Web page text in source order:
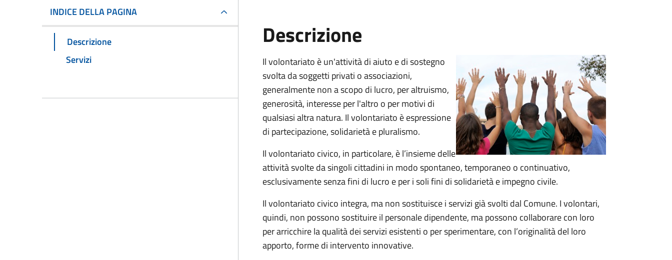
INDICE DELLA PAGINA
Descrizione
Servizi
Descrizione
Il volontariato è un'attività di aiuto e di sostegno
svolta da soggetti privati o associazioni,
generalmente non a scopo di lucro, per altruismo,
generosità, interesse per l'altro o per motivi di
qualsiasi altra natura. Il volontariato è espressione
di partecipazione, solidarietà e pluralismo.
Il volontariato civico, in particolare, è l’insieme delle
attività svolte da singoli cittadini in modo spontaneo, temporaneo o continuativo,
esclusivamente senza fini di lucro e per i soli fini di solidarietà e impegno civile.
Il volontariato civico integra, ma non sostituisce i servizi già svolti dal Comune. I volontari,
quindi, non possono sostituire il personale dipendente, ma possono collaborare con loro
per arricchire la qualità dei servizi esistenti o per sperimentare, con l’originalità del loro
apporto, forme di intervento innovative.